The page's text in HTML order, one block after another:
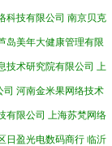
科技有限公司 南京贝克
岛美年大健康管理有限
技术研究院有限公司 上
司 河南金米果网络技术
有限公司 上海苏梵网络
日盈光电数码商行 临沂